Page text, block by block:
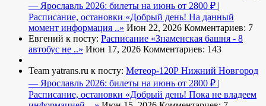
— Ярославль 2026: билеты на июнь от 2800 ₽ |
Расписание, остановки «Добрый день! На данный
момент информация ..» Июн 22, 2026 Комментариев: 7
Евгений к посту: Расписание «Знаменская башня - 8
автобус не ..» Июн 17, 2026 Комментариев: 143
Team yatrans.ru к посту: Метеор-120Р Нижний Новгород
— Ярославль 2026: билеты на июнь от 2800 ₽ |
Расписание, остановки «Добрый день! Пока не владеем